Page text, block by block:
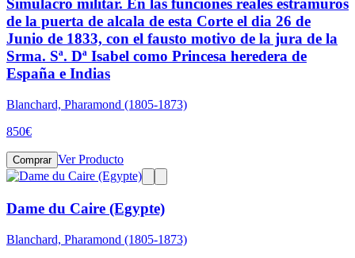
Simulacro militar. En las funciones reales estramuros
de la puerta de alcala de esta Corte el dia 26 de
Junio de 1833, con el fausto motivo de la jura de la
Srma. Sª. Dª Isabel como Princesa heredera de
España e Indias
Blanchard, Pharamond (1805-1873)
850€
Comprar Ver Producto
Dame du Caire (Egypte)
Blanchard, Pharamond (1805-1873)